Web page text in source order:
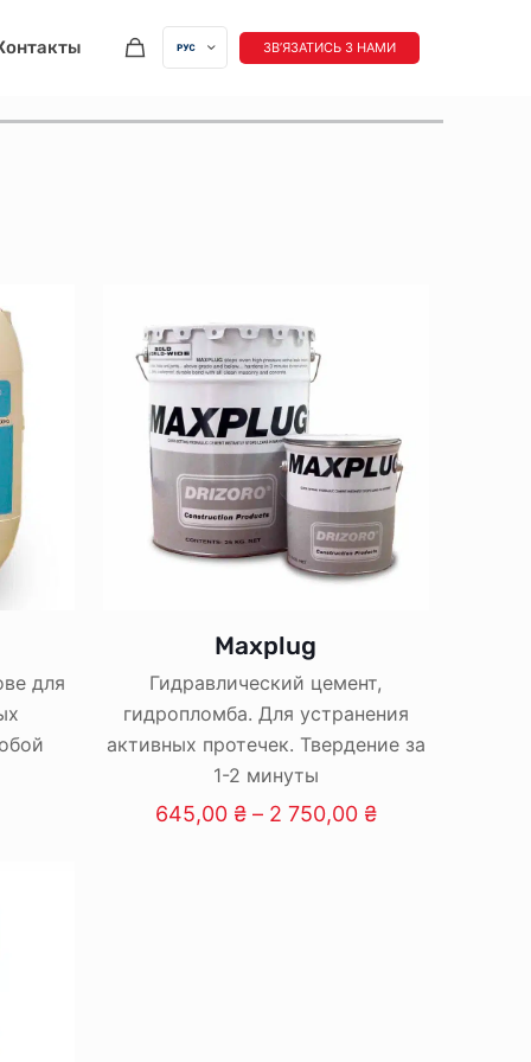
ЗВʼЯЗАТИСЬ З НАМИ
для
Maxplug
Гидравлический цемент,
гидропломба. Для устранения
активных протечек. Твердение за
1-2 минуты
645,00 ₴ – 2 750,00 ₴Price